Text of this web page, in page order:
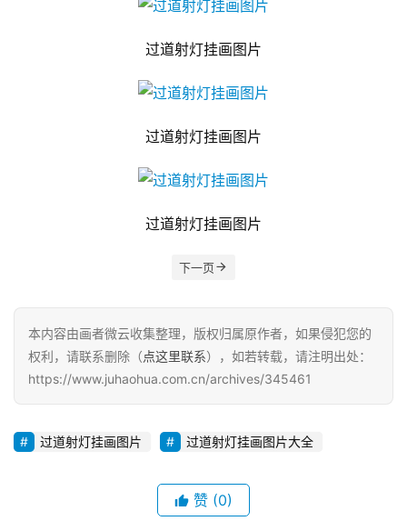
过道射灯挂画图片
过道射灯挂画图片
过道射灯挂画图片
下一页
本内容由画者微云收集整理，版权归属原作者，如果侵犯您的
权利，请联系删除（点这里联系），如若转载，请注明出处：
https://www.juhaohua.com.cn/archives/345461
过道射灯挂画图片 过道射灯挂画图片大全
赞 (0)